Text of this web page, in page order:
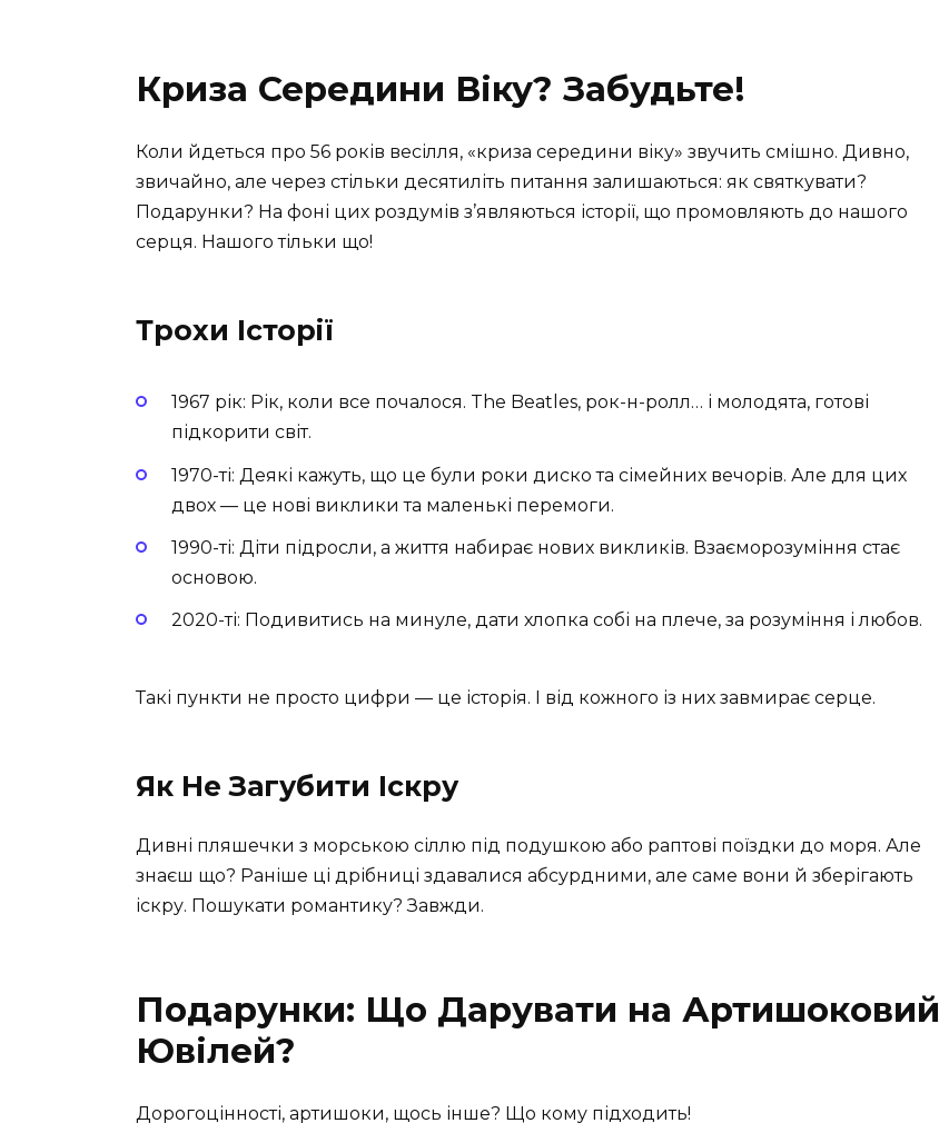
Криза Середини Віку? Забудьте!
Коли йдеться про 56 років весілля, «криза середини віку» звучить смішно. Дивно,
звичайно, але через стільки десятиліть питання залишаються: як святкувати?
Подарунки? На фоні цих роздумів з’являються історії, що промовляють до нашого
серця. Нашого тільки що!
Трохи Історії
1967 рік: Рік, коли все почалося. The Beatles, рок-н-ролл… і молодята, готові
підкорити світ.
1970-ті: Деякі кажуть, що це були роки диско та сімейних вечорів. Але для цих
двох — це нові виклики та маленькі перемоги.
1990-ті: Діти підросли, а життя набирає нових викликів. Взаєморозуміння стає
основою.
2020-ті: Подивитись на минуле, дати хлопка собі на плече, за розуміння і любов.
Такі пункти не просто цифри — це історія. І від кожного із них завмирає серце.
Як Не Загубити Іскру
Дивні пляшечки з морською сіллю під подушкою або раптові поїздки до моря. Але
знаєш що? Раніше ці дрібниці здавалися абсурдними, але саме вони й зберігають
іскру. Пошукати романтику? Завжди.
Подарунки: Що Дарувати на Артишоковий
Ювілей?
Дорогоцінності, артишоки, щось інше? Що кому підходить!